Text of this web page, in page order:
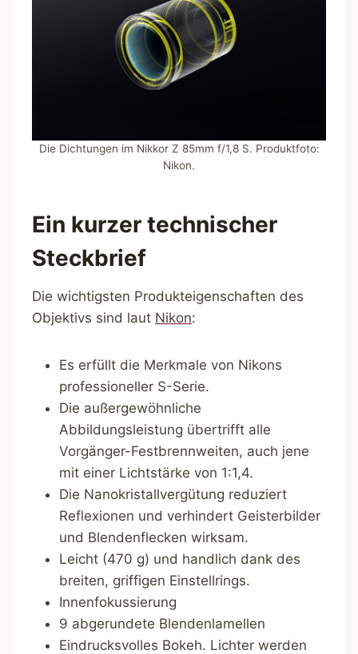
Die Dichtungen im Nikkor Z 85mm f/1,8 S. Produktfoto:
Nikon.
Ein kurzer technischer
Steckbrief
Die wichtigsten Produkteigenschaften des
Objektivs sind laut Nikon:
Es erfüllt die Merkmale von Nikons
professioneller S-Serie.
Die außergewöhnliche
Abbildungsleistung übertrifft alle
Vorgänger-Festbrennweiten, auch jene
mit einer Lichtstärke von 1:1,4.
Die Nanokristallvergütung reduziert
Reflexionen und verhindert Geisterbilder
und Blendenflecken wirksam.
Leicht (470 g) und handlich dank des
breiten, griffigen Einstellrings.
Innenfokussierung
9 abgerundete Blendenlamellen
Eindrucksvolles Bokeh. Lichter werden